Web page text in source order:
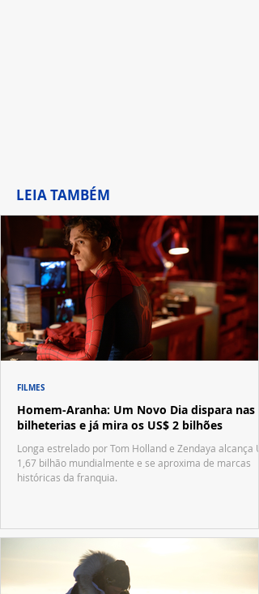
LEIA TAMBÉM
Homem-Aranha: Um Novo Dia dispara nas
bilheterias e já mira os US$ 2 bilhões
Longa estrelado por Tom Holland e Zendaya alcança
1,67 bilhão mundialmente e se aproxima de marcas
históricas da franquia.
FILMES